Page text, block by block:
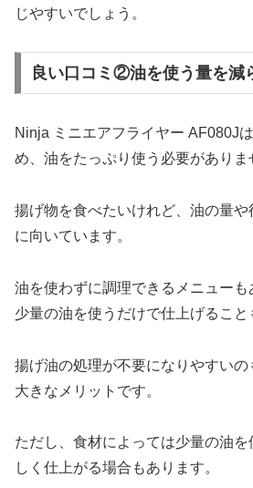
じやすいでしょう。
良い口コミ②油を使う量を減
Ninja ミニエアフライヤー AF080J
め、油をたっぷり使う必要がありま
揚げ物を食べたいけれど、油の量
に向いています。
油を使わずに調理できるメニュー
少量の油を使うだけで仕上げること
揚げ油の処理が不要になりやすい
大きなメリットです。
ただし、食材によっては少量の油
しく仕上がる場合もあります。